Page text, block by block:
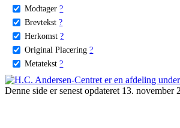
Modtager ?
Brevtekst ?
Herkomst ?
Original Placering ?
Metatekst ?
Denne side er senest opdateret 13.